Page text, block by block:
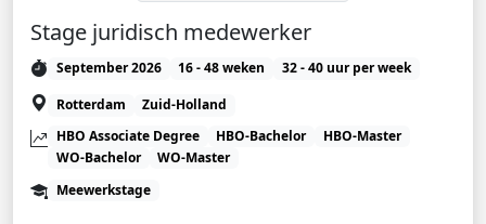
Stage juridisch medewerker
September 2026 16 - 48 weken
32 - 40 uur per week
Rotterdam
Zuid-Holland
HBO Associate Degree
HBO-Bachelor
HBO-Master
WO-Bachelor
WO-Master
Meewerkstage